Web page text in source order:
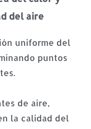
del aire
uniforme del
puntos
de aire,
la calidad del